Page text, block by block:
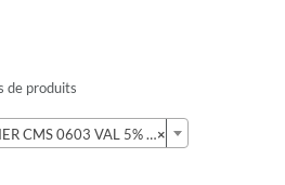
de produits
×
CMS 0603 VAL 5% (121)